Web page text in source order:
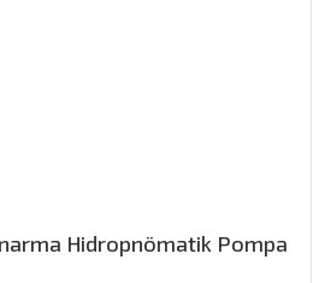
Hidropnömatik Pompa